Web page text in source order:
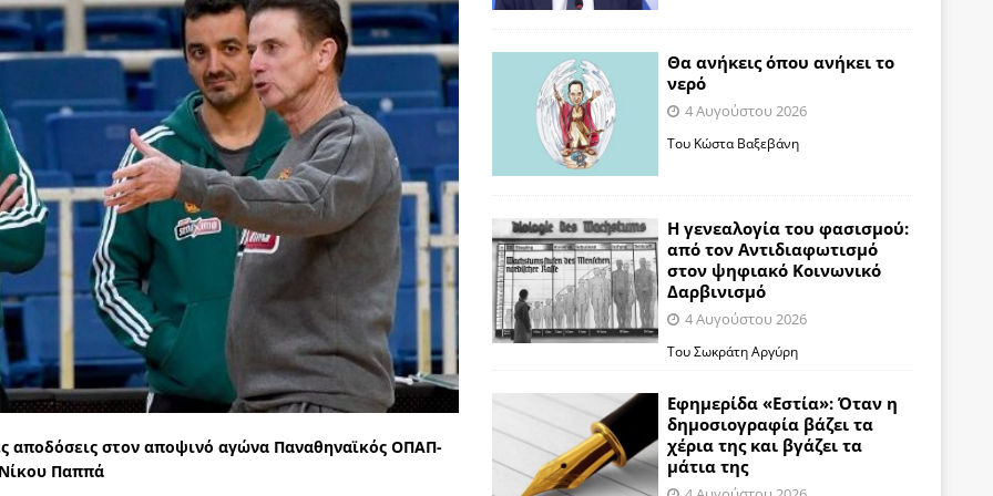
ΠΡΟΒΟΛΕΣ
ΑΝΑΓΝΩΣΕΙΣ
τον Αντιδιαφωτισμό στον ψηφιακό Κοινωνικό Δαρβινισμό
βάζει τα χέρια της και βγάζει τα μάτια της
ΑΠΟΨΕΙΣ
ΗΠΑ-Σαουδικής Αραβίας
ΑΠΟΨΕΙΣ
το Σχέδιο Άτσεσον
ΑΠΟΨΕΙΣ
ΑΠΟΨΕΙΣ
ΠΡΟΒΟΛΕΣ
Πώς ένας αποτυχημένος κοινοβουλευτικός έγινε
και δεν εκβιάζεται
αποδόσεις στον αποψινό αγώνα Παναθηναϊκός ΟΠΑΠ-
Παππά
Θα ανήκεις όπου ανήκει το
νερό
4 Αυγούστου 2026
Του Κώστα Βαξεβάνη
Η γενεαλογία του φασισμού:
από τον Αντιδιαφωτισμό
στον ψηφιακό Κοινωνικό
Δαρβινισμό
4 Αυγούστου 2026
Του Σωκράτη Αργύρη
Εφημερίδα «Εστία»: Όταν η
δημοσιογραφία βάζει τα
χέρια της και βγάζει τα
μάτια της